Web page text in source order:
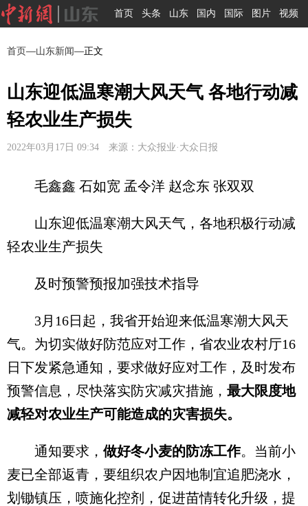
首页 头条 山东 国内 国际 图片 视频
首页—山东新闻—正文
山东迎低温寒潮大风天气 各地行动减
轻农业生产损失
2022年03月17日 09:34 来源：大众报业·大众日报
毛鑫鑫 石如宽 孟令洋 赵念东 张双双
山东迎低温寒潮大风天气，各地积极行动减
轻农业生产损失
及时预警预报加强技术指导
3月16日起，我省开始迎来低温寒潮大风天
气。为切实做好防范应对工作，省农业农村厅16
日下发紧急通知，要求做好应对工作，及时发布
预警信息，尽快落实防灾减灾措施， 最大限度地
减轻对农业生产可能造成的灾害损失。
通知要求， 做好冬小麦的防冻工作。当前小
麦已全部返青，要组织农户因地制宜追肥浇水，
划锄镇压，喷施化控剂，促进苗情转化升级，提